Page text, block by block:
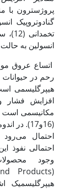
پروژسترون با
گنادوتروپیک
انسولین به
اتساع عروق
رحم در حیوانات
افزایش فشار
مکانیسمی است
(16و17).
احتمال می‌رود
احتمالی نفوذ